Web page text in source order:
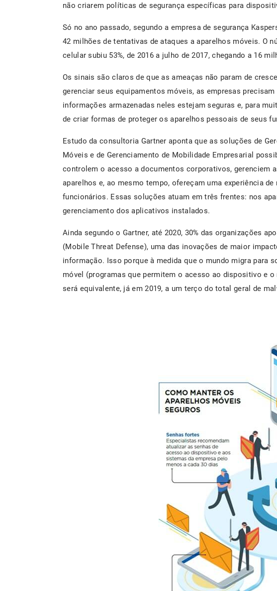
não criarem políticas de segurança específicas para
Só no ano passado, segundo a empresa de segurança
42 milhões de tentativas de ataques a aparelhos móveis. O
celular subiu 53%, de 2016 a julho de 2017, chegando a 16
Os sinais são claros de que as ameaças não param de
gerenciar seus equipamentos móveis, as empresas precisam
informações armazenadas neles estejam seguras e, para
de criar formas de proteger os aparelhos pessoais de seus
Estudo da consultoria Gartner aponta que as soluções de
Móveis e de Gerenciamento de Mobilidade Empresarial
controlem o acesso a documentos corporativos, gerenciem
aparelhos e, ao mesmo tempo, ofereçam uma experiência
funcionários. Essas soluções atuam em três frentes: nos
gerenciamento dos aplicativos instalados.
Ainda segundo o Gartner, até 2020, 30% das organizações
(Mobile Threat Defense), uma das inovações de maior
informação. Isso porque à medida que o mundo migra para
móvel (programas que permitem o acesso ao dispositivo e o
será equivalente, já em 2019, a um terço do total geral de